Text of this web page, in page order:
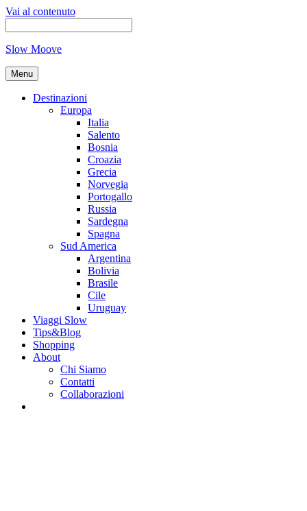
Vai al contenuto
Slow Moove
Menu
Destinazioni
Europa
Italia
Salento
Bosnia
Croazia
Grecia
Norvegia
Portogallo
Russia
Sardegna
Spagna
Sud America
Argentina
Bolivia
Brasile
Cile
Uruguay
Viaggi Slow
Tips&Blog
Shopping
About
Chi Siamo
Contatti
Collaborazioni